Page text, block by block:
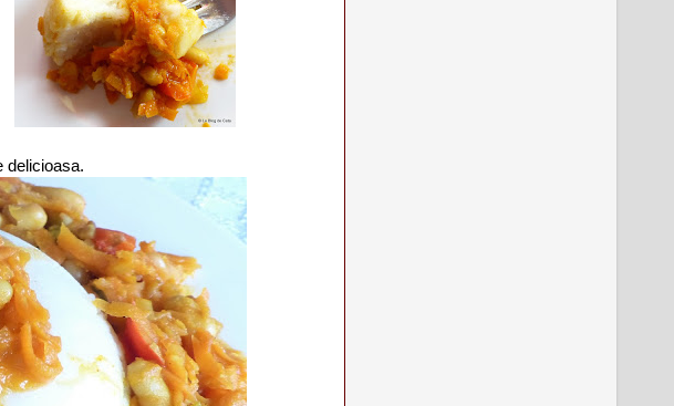
delicioasa.